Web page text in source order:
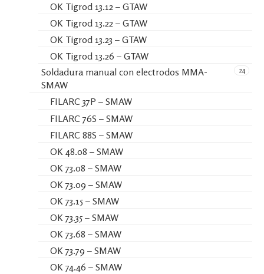
OK Tigrod 13.12 – GTAW
OK Tigrod 13.22 – GTAW
OK Tigrod 13.23 – GTAW
OK Tigrod 13.26 – GTAW
24
Soldadura manual con electrodos MMA-
SMAW
FILARC 37P – SMAW
FILARC 76S – SMAW
FILARC 88S – SMAW
OK 48.08 – SMAW
OK 73.08 – SMAW
OK 73.09 – SMAW
OK 73.15 – SMAW
OK 73.35 – SMAW
OK 73.68 – SMAW
OK 73.79 – SMAW
OK 74.46 – SMAW